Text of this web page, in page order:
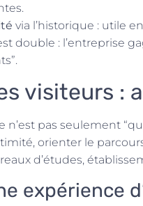
via l’historique : utile
double : l’entreprise
visiteurs :
n’est pas seulement
orienter le
d’études,
expérience